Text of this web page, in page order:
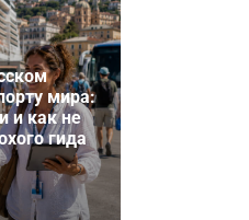
мира:
и как не
гида